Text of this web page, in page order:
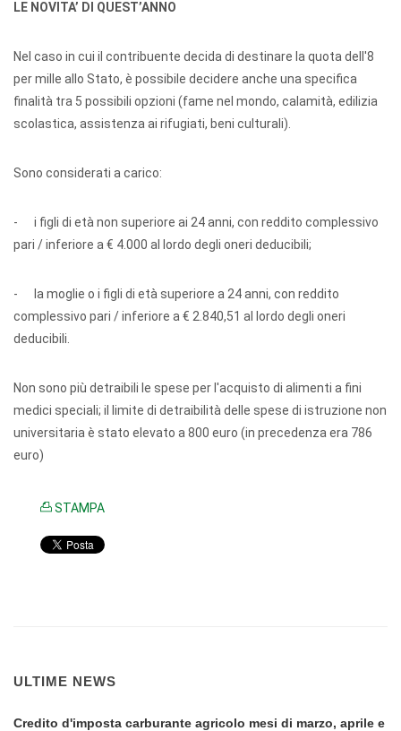
LE NOVITA’ DI QUEST’ANNO
Nel caso in cui il contribuente decida di destinare la quota dell'8
per mille allo Stato, è possibile decidere anche una specifica
finalità tra 5 possibili opzioni (fame nel mondo, calamità, edilizia
scolastica, assistenza ai rifugiati, beni culturali).
Sono considerati a carico:
- i figli di età non superiore ai 24 anni, con reddito complessivo
pari / inferiore a € 4.000 al lordo degli oneri deducibili;
- la moglie o i figli di età superiore a 24 anni, con reddito
complessivo pari / inferiore a € 2.840,51 al lordo degli oneri
deducibili.
Non sono più detraibili le spese per l'acquisto di alimenti a fini
medici speciali; il limite di detraibilità delle spese di istruzione non
universitaria è stato elevato a 800 euro (in precedenza era 786
euro)
STAMPA
ULTIME NEWS
Credito d'imposta carburante agricolo mesi di marzo, aprile e